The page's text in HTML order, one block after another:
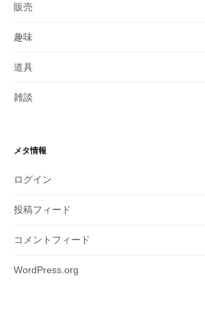
販売
趣味
道具
雑談
メタ情報
ログイン
投稿フィード
コメントフィード
WordPress.org